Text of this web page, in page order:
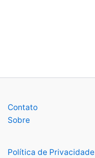
Contato
Sobre
Política de Privacidade